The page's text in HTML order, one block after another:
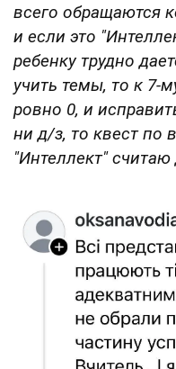
всего обращаются
и если это
ребенку трудно
учить темы, то к 7-
ровно 0, и
ни д/з, то квест по
"Интеллект"